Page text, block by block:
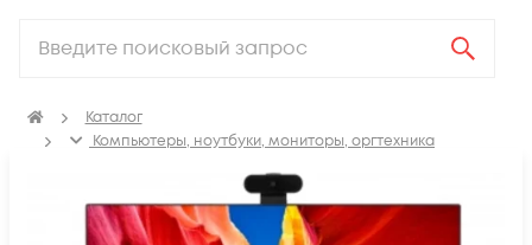
Каталог
Компьютеры, ноутбуки, мониторы, оргтехника